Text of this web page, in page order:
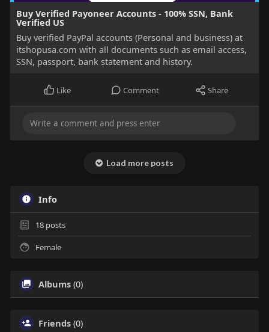
Buy Verified Payoneer Accounts - 100% SSN, Bank
Verified US
Buy verified PayPal accounts (Personal and business) at
itshopusa.com with all documents such as email access,
SSN, passport, bank statement and history.
Like Comment Share
Load more posts
Info
18posts
Female
Albums (0)
Friends (0)